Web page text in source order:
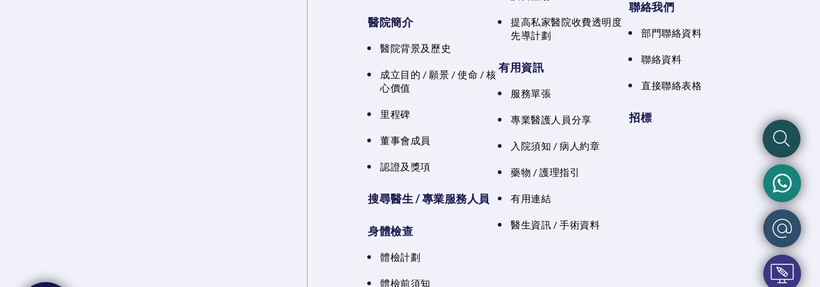
醫院簡介
醫院背景及歷史
成立目的 / 願景 / 使命 / 核
心價值
里程碑
董事會成員
認證及獎項
搜尋醫生 / 專業服務人員
身體檢查
體檢計劃
體檢前須知
提高私家醫院收費透明度
先導計劃
有用資訊
服務單張
專業醫護人員分享
入院須知 / 病人約章
藥物 / 護理指引
有用連結
醫生資訊 / 手術資料
聯絡我們
部門聯絡資料
聯絡資料
直接聯絡表格
招標